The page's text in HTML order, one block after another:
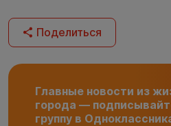
Поделиться
Главные новости из
города —
группу в